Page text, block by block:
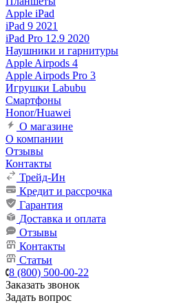
Apple iPad
iPad 9 2021
iPad Pro 12.9 2020
Наушники и гарнитуры
Apple Airpods 4
Apple Airpods Pro 3
Игрушки Labubu
Смартфоны
Honor/Huawei
О магазине
О компании
Отзывы
Контакты
Трейд-Ин
Кредит и рассрочка
Гарантия
Доставка и оплата
Отзывы
Контакты
Статьи
8 (800) 500-00-22
Заказать звонок
Задать вопрос